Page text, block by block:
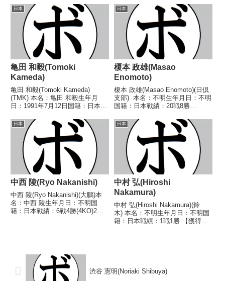
し 【戦歴】1997/09/02 ●4R判
定 0-3(38-39、37-39、38-40)
トル】なし 【戦歴】
1968/08/31 ●4R判定 (採点不
明) 比嘉 隆生(協...
日本
亀田 和毅(Tomoki
Kameda)
亀田 和毅(Tomoki Kameda)
(TMK) 本名：亀田 和毅生年月
日：1991年7月12日国籍：日本戦
タイトル】WBC中央アメリカバ
ンタム級王座WBCカリブ海バン
タム級王座NABF北米バンタ...
日本
榎本 政雄(Masao
Enomoto)
榎本 政雄(Masao Enomoto)(日倶
支部) 本名：不明生年月日：不明
国籍：日本戦績：20戦8勝
し 【戦歴】1946/05/28 ●2R棄
権 黒瀧 勇(国民)1946/06/16
●4R判定...
日本
中西 陵(Ryo Nakanishi)
中西 陵(Ryo Nakanishi)(大鵬)本
名：中西 陵生年月日：不明国
籍：日本戦績：6戦4勝(4KO)2敗
日本
中村 弘(Hiroshi
Nakamura)
中村 弘(Hiroshi Nakamura)(鈴
木) 本名：不明生年月日：不明国
籍：日本戦績：1戦1勝 【獲得タ
渋谷 憲明(Noriaki Shibuya)